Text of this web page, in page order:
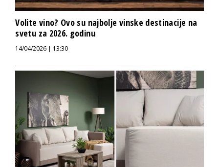
Volite vino? Ovo su najbolje vinske destinacije na
svetu za 2026. godinu
14/04/2026 | 13:30